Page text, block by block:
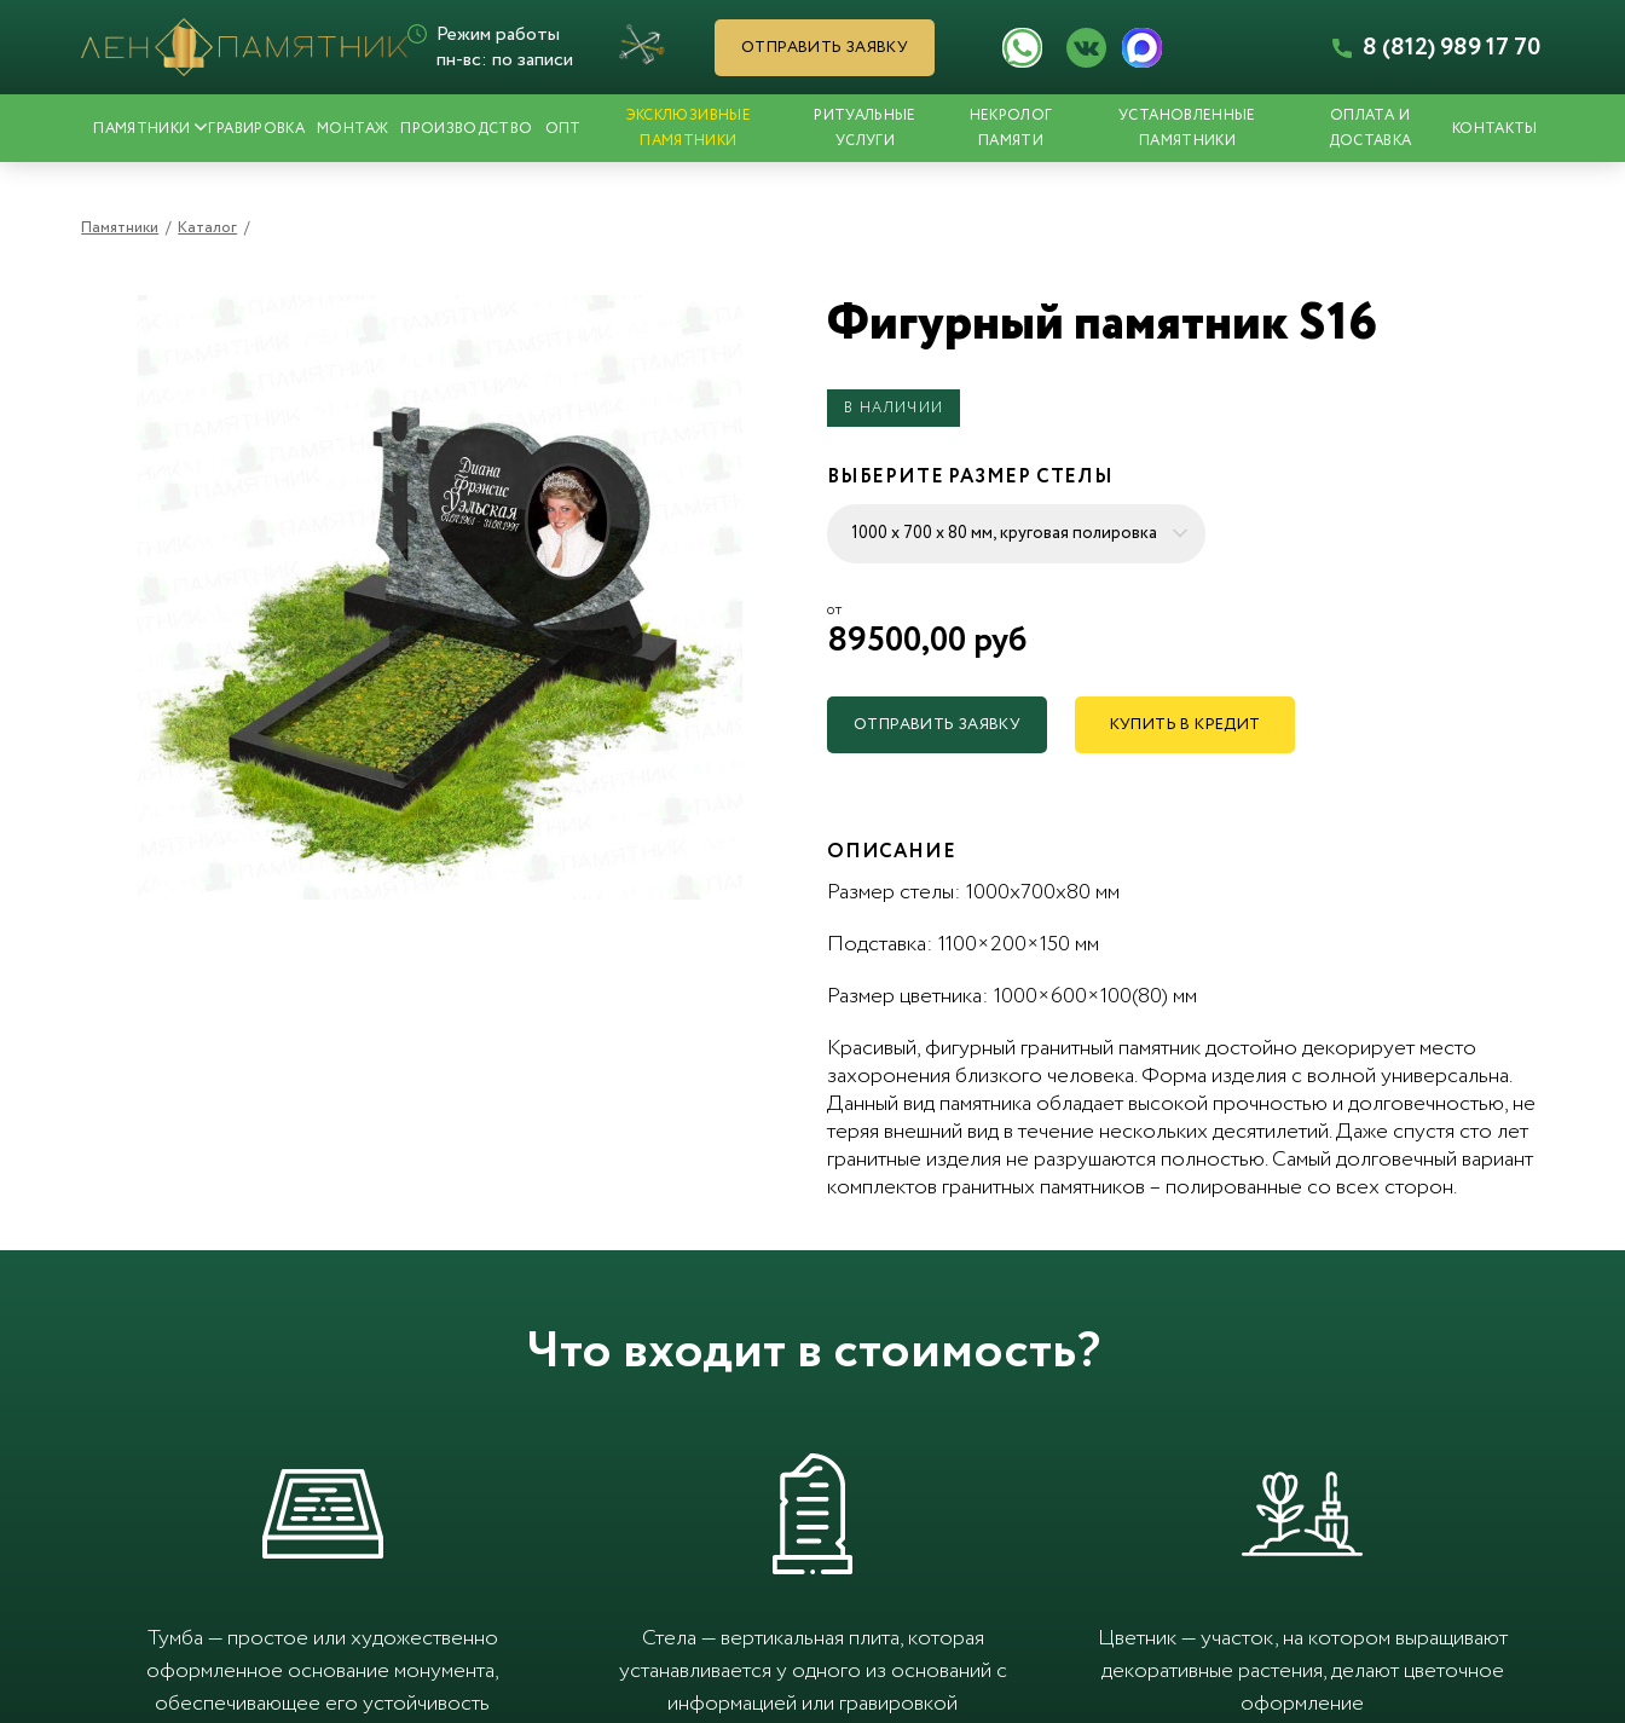
Режим работы
пн-вс: по записи
ОТПРАВИТЬ ЗАЯВКУ 8 (812) 989 17 70
ПАМЯТНИКИ ГРАВИРОВКА МОНТАЖ ПРОИЗВОДСТВО ОПТ
ЭКСКЛЮЗИВНЫЕ
ПАМЯТНИКИ
РИТУАЛЬНЫЕ
УСЛУГИ
НЕКРОЛОГ
ПАМЯТИ
УСТАНОВЛЕННЫЕ
ПАМЯТНИКИ
ОПЛАТА И
ДОСТАВКА
КОНТАКТЫ
Памятники/Каталог/
Фигурный памятник S16
В НАЛИЧИИ
ВЫБЕРИТЕ РАЗМЕР СТЕЛЫ
от
89500,00 руб
ОТПРАВИТЬ ЗАЯВКУ КУПИТЬ В КРЕДИТ
ОПИСАНИЕ
Размер стелы: 1000x700x80 мм
Подставка: 1100×200×150 мм
Размер цветника: 1000×600×100(80) мм
Красивый, фигурный гранитный памятник достойно декорирует место
захоронения близкого человека. Форма изделия с волной универсальна.
Данный вид памятника обладает высокой прочностью и долговечностью, не
теряя внешний вид в течение нескольких десятилетий. Даже спустя сто лет
гранитные изделия не разрушаются полностью. Самый долговечный вариант
комплектов гранитных памятников – полированные со всех сторон.
Что входит в стоимость?
Тумба — простое или художественно
оформленное основание монумента,
обеспечивающее его устойчивость
Стела — вертикальная плита, которая
устанавливается у одного из оснований с
информацией или гравировкой
Цветник — участок, на котором выращивают
декоративные растения, делают цветочное
оформление